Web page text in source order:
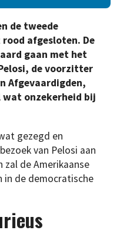
de tweede
afgesloten. De
gaan met het
de voorzitter
Afgevaardigden,
wat onzekerheid bij
gezegd en
van Pelosi aan
zal de Amerikaanse
in de democratische